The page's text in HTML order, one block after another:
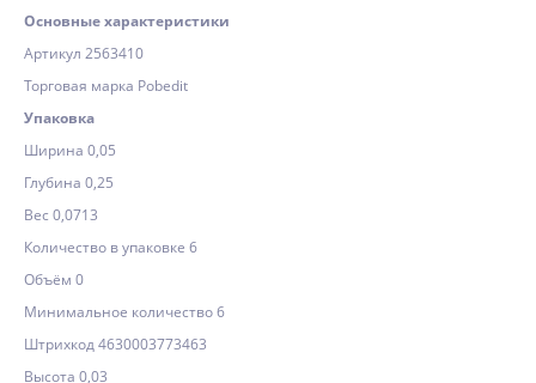
Основные характеристики
Артикул 2563410
Торговая марка Pobedit
Упаковка
Ширина 0,05
Глубина 0,25
Вес 0,0713
Количество в упаковке 6
Объём 0
Минимальное количество 6
Штрихкод 4630003773463
Высота 0,03